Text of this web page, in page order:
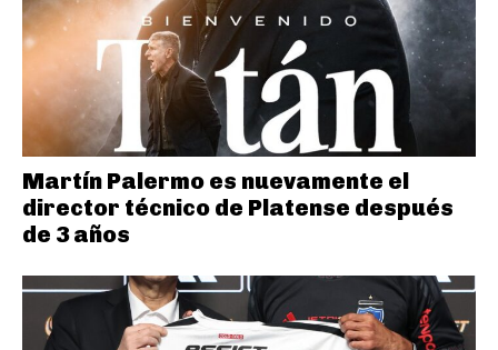
Martín Palermo es nuevamente el
director técnico de Platense después
de 3 años